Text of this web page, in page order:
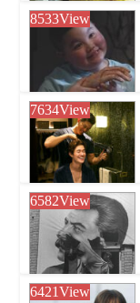
8533View
7634View
6582View
6421View